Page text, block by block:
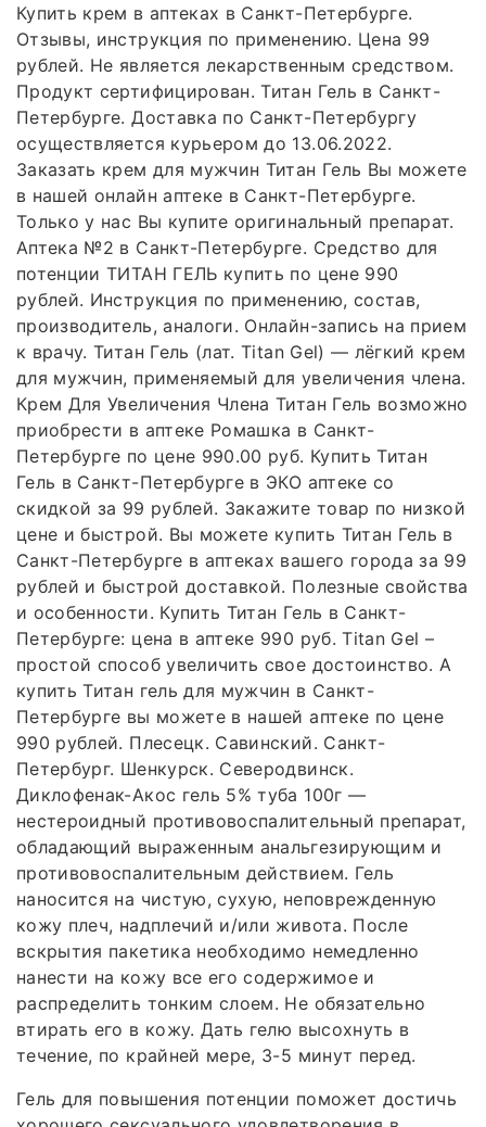
Купить крем в аптеках в Санкт-Петербурге.
Отзывы, инструкция по применению. Цена 99
рублей. Не является лекарственным средством.
Продукт сертифицирован. Титан Гель в Санкт-
Петербурге. Доставка по Санкт-Петербургу
осуществляется курьером до 13.06.2022.
Заказать крем для мужчин Титан Гель Вы можете
в нашей онлайн аптеке в Санкт-Петербурге.
Только у нас Вы купите оригинальный препарат.
Аптека №2 в Санкт-Петербурге. Средство для
потенции ТИТАН ГЕЛЬ купить по цене 990
рублей. Инструкция по применению, состав,
производитель, аналоги. Онлайн-запись на прием
к врачу. Титан Гель (лат. Titan Gel) — лёгкий крем
для мужчин, применяемый для увеличения члена.
Крем Для Увеличения Члена Титан Гель возможно
приобрести в аптеке Ромашка в Санкт-
Петербурге по цене 990.00 руб. Купить Титан
Гель в Санкт-Петербурге в ЭКО аптеке со
скидкой за 99 рублей. Закажите товар по низкой
цене и быстрой. Вы можете купить Титан Гель в
Санкт-Петербурге в аптеках вашего города за 99
рублей и быстрой доставкой. Полезные свойства
и особенности. Купить Титан Гель в Санкт-
Петербурге: цена в аптеке 990 руб. Titan Gel –
простой способ увеличить свое достоинство. А
купить Титан гель для мужчин в Санкт-
Петербурге вы можете в нашей аптеке по цене
990 рублей. Плесецк. Савинский. Санкт-
Петербург. Шенкурск. Северодвинск.
Диклофенак-Акос гель 5% туба 100г —
нестероидный противовоспалительный препарат,
обладающий выраженным анальгезирующим и
противовоспалительным действием. Гель
наносится на чистую, сухую, неповрежденную
кожу плеч, надплечий и/или живота. После
вскрытия пакетика необходимо немедленно
нанести на кожу все его содержимое и
распределить тонким слоем. Не обязательно
втирать его в кожу. Дать гелю высохнуть в
течение, по крайней мере, 3-5 минут перед.
Гель для повышения потенции поможет достичь